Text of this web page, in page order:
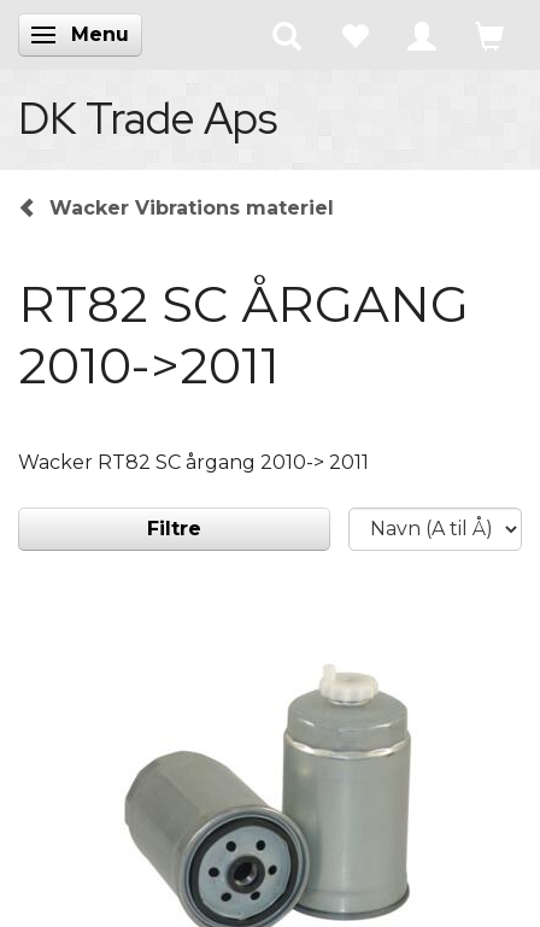
Skifte navigation
Menu
DK Trade Aps
Wacker Vibrations materiel
RT82 SC ÅRGANG
2010->2011
Wacker RT82 SC årgang 2010-> 2011
Filtre